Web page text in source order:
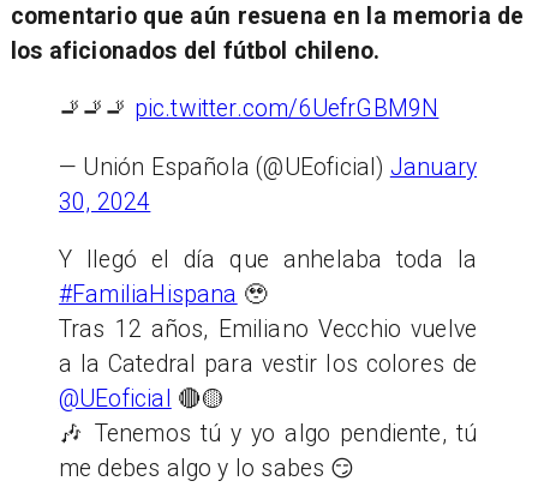
comentario que aún resuena en la memoria de
los aficionados del fútbol chileno.
🚬🚬🚬 pic.twitter.com/6UefrGBM9N
— Unión Española (@UEoficial) January
30, 2024
Y llegó el día que anhelaba toda la
#FamiliaHispana 🥹
Tras 12 años, Emiliano Vecchio vuelve
a la Catedral para vestir los colores de
@UEoficial 🔴🟡
🎶 Tenemos tú y yo algo pendiente, tú
me debes algo y lo sabes 😏